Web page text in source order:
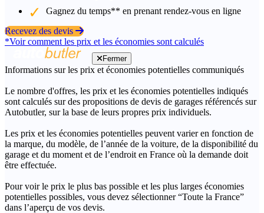
Gagnez du temps** en prenant rendez-vous en ligne
Recevez des devis
*Voir comment les prix et les économies sont calculés
Fermer
Informations sur les prix et économies potentielles communiqués
Le nombre d'offres, les prix et les économies potentielles indiqués
sont calculés sur des propositions de devis de garages référencés sur
Autobutler, sur la base de leurs propres prix individuels.
Les prix et les économies potentielles peuvent varier en fonction de
la marque, du modèle, de l’année de la voiture, de la disponibilité du
garage et du moment et de l’endroit en France où la demande doit
être effectuée.
Pour voir le prix le plus bas possible et les plus larges économies
potentielles possibles, vous devez sélectionner “Toute la France”
dans l’aperçu de vos devis.